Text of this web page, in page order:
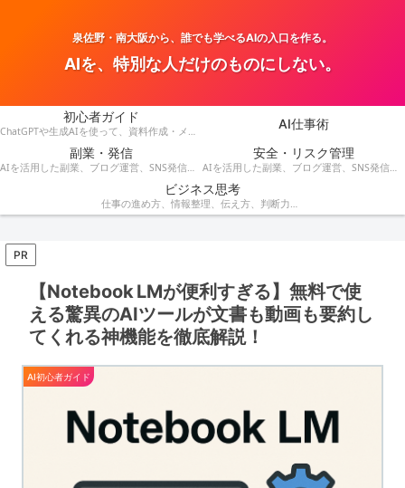
泉佐野・南大阪から、誰でも学べるAIの入口を作る。
AIを、特別な人だけのものにしない。
初心者ガイド
ChatGPTや生成AIを使って、資料作成・メール・会議・業務改善を効率化する方法を紹介します。
AI仕事術
副業・発信
AIを活用した副業、ブログ運営、SNS発信、収益化のアイデアを発信します。
安全・リスク管理
AIを活用した副業、ブログ運営、SNS発信、コンテンツ作成、収益化の方法を紹介します。
ビジネス思考
仕事の進め方、情報整理、伝え方、判断力など、AI時代に役立つビジネス思考を解説します。
PR
【Notebook LMが便利すぎる】無料で使
える驚異のAIツールが文書も動画も要約し
てくれる神機能を徹底解説！
AI初心者ガイド